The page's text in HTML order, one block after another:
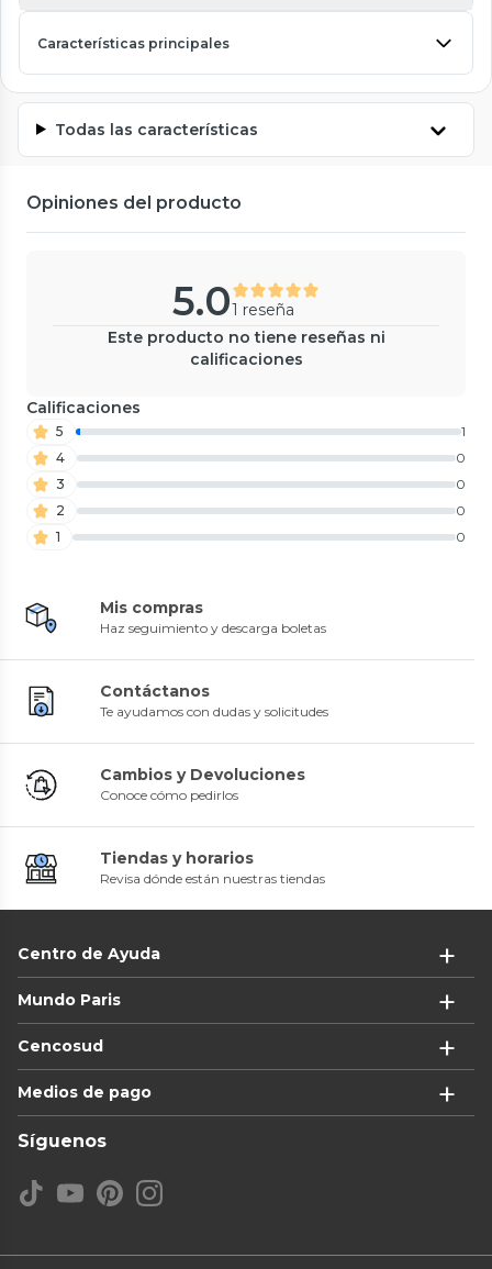
Características principales
Todas las características
Opiniones del producto
5.01 reseña
Este producto no tiene reseñas ni
calificaciones
Calificaciones
5
1
4
0
3
0
2
0
1
0
Mis compras
Haz seguimiento y descarga boletas
Contáctanos
Te ayudamos con dudas y solicitudes
Cambios y Devoluciones
Conoce cómo pedirlos
Tiendas y horarios
Revisa dónde están nuestras tiendas
Centro de Ayuda
Mundo Paris
Cencosud
Medios de pago
Síguenos